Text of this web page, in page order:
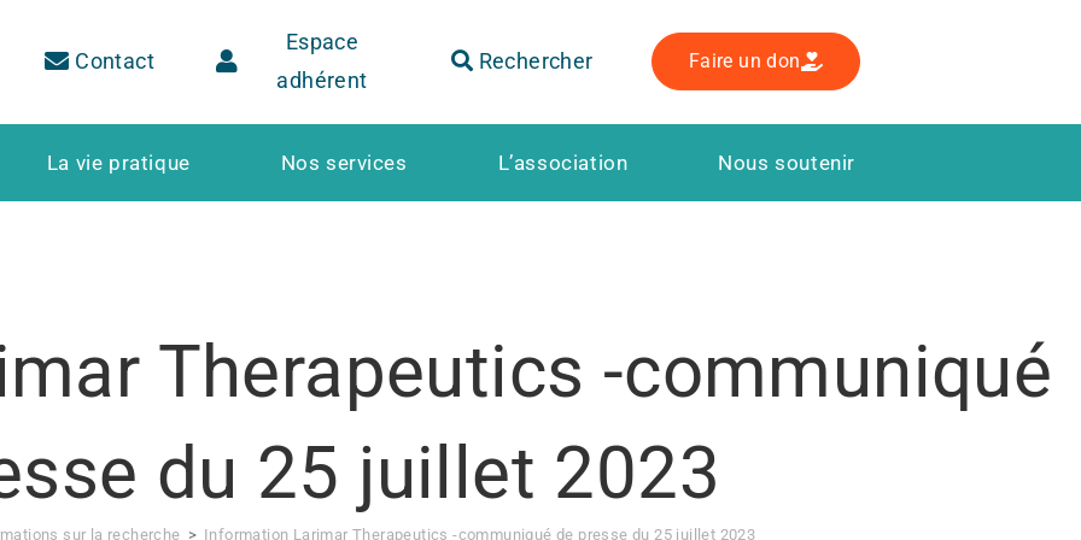
Contact
Espace
adhérent
Rechercher Faire un don
La vie pratique Nos services L’association Nous soutenir
Therapeutics -communiqué
du 25 juillet 2023
sur la recherche > Information Larimar Therapeutics -communiqué de presse du 25 juillet 2023